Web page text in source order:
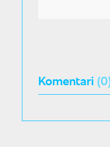
Komentari